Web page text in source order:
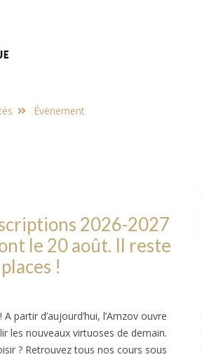
Évènement
2026-2027
le 20 août. Il reste
!
partir d’aujourd’hui, l’Amzov ouvre
les nouveaux virtuoses de demain.
? Retrouvez tous nos cours sous